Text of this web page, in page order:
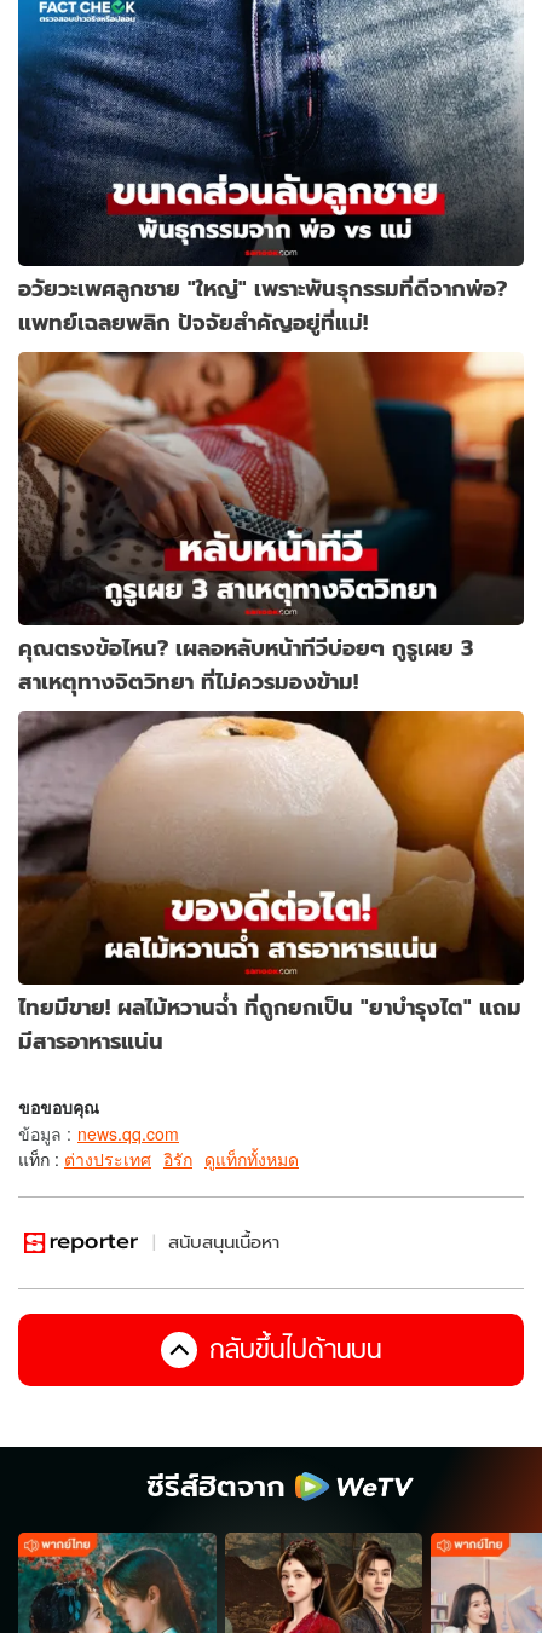
อวัยวะเพศลูกชาย "ใหญ่" เพราะพันธุกรรมที่ดีจากพ่อ?
แพทย์เฉลยพลิก ปัจจัยสำคัญอยู่ที่แม่!
คุณตรงข้อไหน? เผลอหลับหน้าทีวีบ่อยๆ กูรูเผย 3
สาเหตุทางจิตวิทยา ที่ไม่ควรมองข้าม!
ไทยมีขาย! ผลไม้หวานฉ่ำ ที่ถูกยกเป็น "ยาบำรุงไต" แถม
มีสารอาหารแน่น
ขอขอบคุณ
ข้อมูล : news.qq.com
แท็ก : ต่างประเทศ อิรัก ดูแท็กทั้งหมด
สนับสนุนเนื้อหา
กลับขึ้นไปด้านบน
ซีรีส์ฮิตจาก